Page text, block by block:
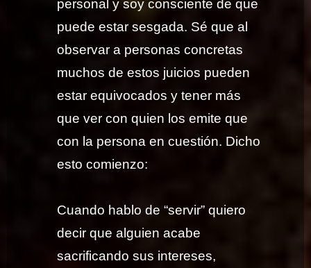
personal y soy consciente de que
puede estar sesgada. Sé que al
observar a personas concretas
muchos de estos juicios pueden
estar equivocados y tener más
que ver con quien los emite que
con la persona en cuestión. Dicho
esto comienzo:
Cuando hablo de “servir” quiero
decir que alguien acabe
sacrificando sus intereses,